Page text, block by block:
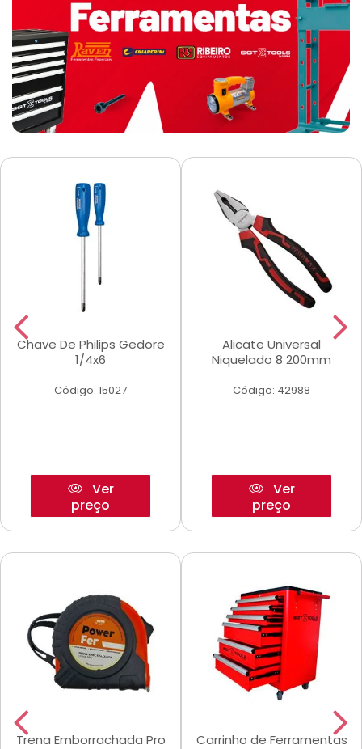
Chave De Philips Gedore
1/4x6
Código: 15027
Ver
preço
Alicate Universal
Niquelado 8 200mm
Código: 42988
Ver
preço
Trena Emborrachada Pro
Carrinho de Ferramentas